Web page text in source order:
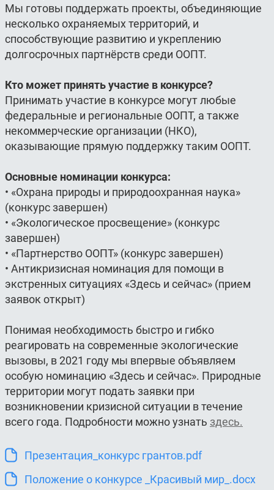
Мы готовы поддержать проекты, объединяющие
несколько охраняемых территорий, и
способствующие развитию и укреплению
долгосрочных партнёрств среди ООПТ.
Кто может принять участие в конкурсе?
Принимать участие в конкурсе могут любые
федеральные и региональные ООПТ, а также
некоммерческие организации (НКО),
оказывающие прямую поддержку таким ООПТ.
Основные номинации конкурса:
• «Охрана природы и природоохранная наука»
(конкурс завершен)
• «Экологическое просвещение» (конкурс
завершен)
• «Партнерство ООПТ» (конкурс завершен)
• Антикризисная номинация для помощи в
экстренных ситуациях «Здесь и сейчас» (прием
заявок открыт)
Понимая необходимость быстро и гибко
реагировать на современные экологические
вызовы, в 2021 году мы впервые объявляем
особую номинацию «Здесь и сейчас». Природные
территории могут подать заявки при
возникновении кризисной ситуации в течение
всего года. Подробности можно узнать здесь.
Презентация_конкурс грантов.pdf
Положение о конкурсе _Красивый мир_.docx